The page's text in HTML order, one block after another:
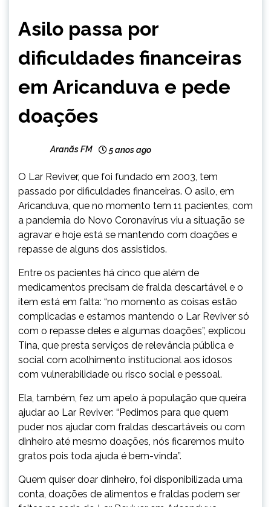
GERAIS
Asilo passa por
dificuldades financeiras
em Aricanduva e pede
doações
Aranãs FM 5 anos ago
O Lar Reviver, que foi fundado em 2003, tem
passado por dificuldades financeiras. O asilo, em
Aricanduva, que no momento tem 11 pacientes, com
a pandemia do Novo Coronavírus viu a situação se
agravar e hoje está se mantendo com doações e
repasse de alguns dos assistidos.
Entre os pacientes há cinco que além de
medicamentos precisam de fralda descartável e o
item está em falta: “no momento as coisas estão
complicadas e estamos mantendo o Lar Reviver só
com o repasse deles e algumas doações”, explicou
Tina, que presta serviços de relevância pública e
social com acolhimento institucional aos idosos
com vulnerabilidade ou risco social e pessoal.
Ela, também, fez um apelo à população que queira
ajudar ao Lar Reviver: “Pedimos para que quem
puder nos ajudar com fraldas descartáveis ou com
dinheiro até mesmo doações, nós ficaremos muito
gratos pois toda ajuda é bem-vinda”.
Quem quiser doar dinheiro, foi disponibilizada uma
conta, doações de alimentos e fraldas podem ser